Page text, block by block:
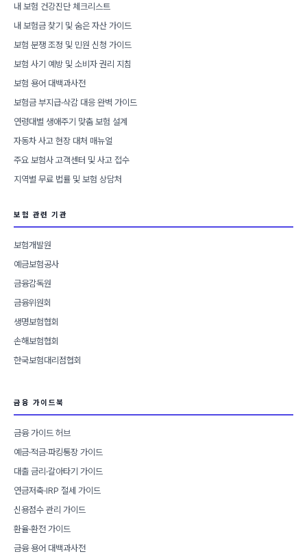
내 보험 건강진단 체크리스트
내 보험금 찾기 및 숨은 자산 가이드
보험 분쟁 조정 및 민원 신청 가이드
보험 사기 예방 및 소비자 권리 지침
보험 용어 대백과사전
보험금 부지급·삭감 대응 완벽 가이드
연령대별 생애주기 맞춤 보험 설계
자동차 사고 현장 대처 매뉴얼
주요 보험사 고객센터 및 사고 접수
지역별 무료 법률 및 보험 상담처
보험 관련 기관
보험개발원
예금보험공사
금융감독원
금융위원회
생명보험협회
손해보험협회
한국보험대리점협회
금융 가이드북
금융 가이드 허브
예금·적금·파킹통장 가이드
대출 금리·갈아타기 가이드
연금저축·IRP 절세 가이드
신용점수 관리 가이드
환율·환전 가이드
금융 용어 대백과사전